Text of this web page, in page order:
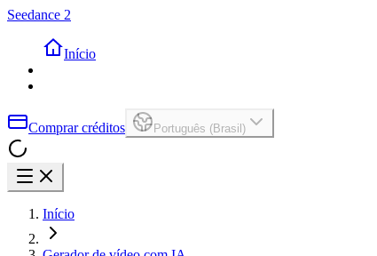
Seedance 2
Início
Comprar créditos Português (Brasil)
Início